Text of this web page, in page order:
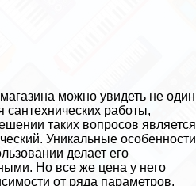
можно увидеть не один
сантехнических работы,
таких вопросов является
Уникальные особенности
делает его
Но все же цена у него
от ряда параметров.